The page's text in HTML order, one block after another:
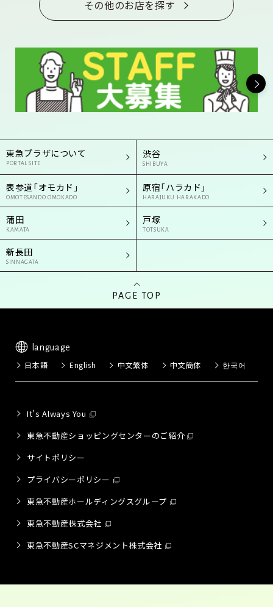
その他のお店を探す
東急プラザについて
PORTAL SITE
渋谷
SHIBUYA
表参道「オモカド」
OMOTESANDO OMOKADO
原宿「ハラカド」
HARAJUKU HARAKADO
蒲田
KAMATA
戸塚
TOTSUKA
新長田
SINNAGATA
PAGE TOP
language
日本語 English 中文繁体 中文簡体 한국어
It's Always You
東急不動産ショッピングセンターのご紹介
サイトポリシー
プライバシーポリシー
東急不動産ホールディングスグループ
東急不動産株式会社
東急不動産SCマネジメント株式会社